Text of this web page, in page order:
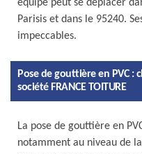
équipe peut se déplacer
Parisis et dans le 95240.
impeccables.
Pose de gouttière en PVC :
société FRANCE TOITURE
La pose de gouttière en
notamment au niveau de